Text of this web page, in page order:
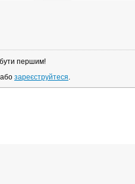
бути першим!
або зареєструйтеся.